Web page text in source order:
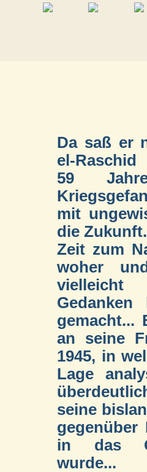
Da saß er
el-
59
mit
die Zukunft.
Zeit zum
woher
vielleicht
gemacht...
an seine
1945, in
Lage
seine
gegenüber
in das
wurde...